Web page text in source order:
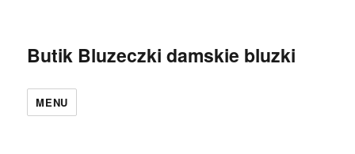
Butik Bluzeczki damskie bluzki
MENU